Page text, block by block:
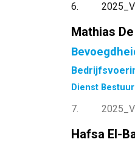
6
Mathias
Dienst
7
Hafsa El-